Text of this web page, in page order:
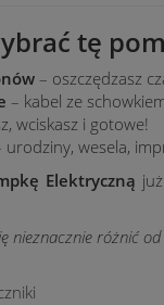
tę
– oszczędzasz
– kabel ze
wciskasz i gotowe!
urodziny, wesela,
Elektryczną
nieznacznie różnić